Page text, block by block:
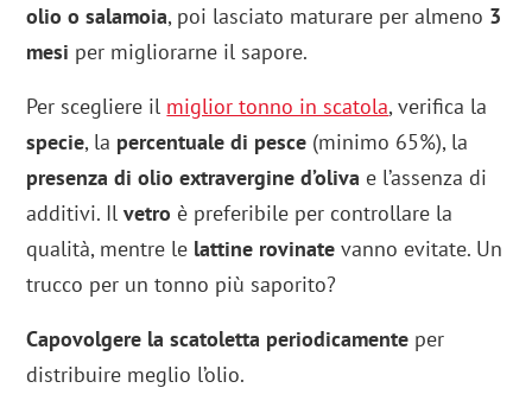
olio o salamoia, poi lasciato maturare per almeno 3
mesi per migliorarne il sapore.
Per scegliere il miglior tonno in scatola, verifica la
specie, la percentuale di pesce (minimo 65%), la
presenza di olio extravergine d’oliva e l’assenza di
additivi. Ilvetro è preferibile per controllare la
qualità, mentre le lattine rovinate vanno evitate. Un
trucco per un tonno più saporito?
Capovolgere la scatoletta periodicamente per
distribuire meglio l’olio.